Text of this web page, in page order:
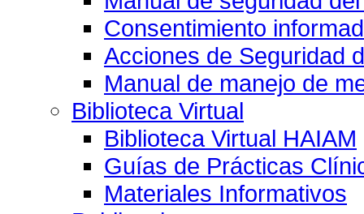
Consentimiento
Acciones de Seguridad
Manual de manejo de
Biblioteca Virtual
Biblioteca Virtual HAIAM
Guías de Prácticas
Materiales Informativos